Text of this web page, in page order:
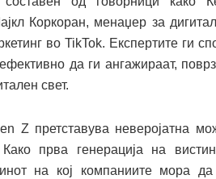
Коркоран, менаџер за
во TikTok. Експертите ги
да ги ангажираат,
свет.
Z претставува неверојатна
прва генерација на
на кој компаниите мора